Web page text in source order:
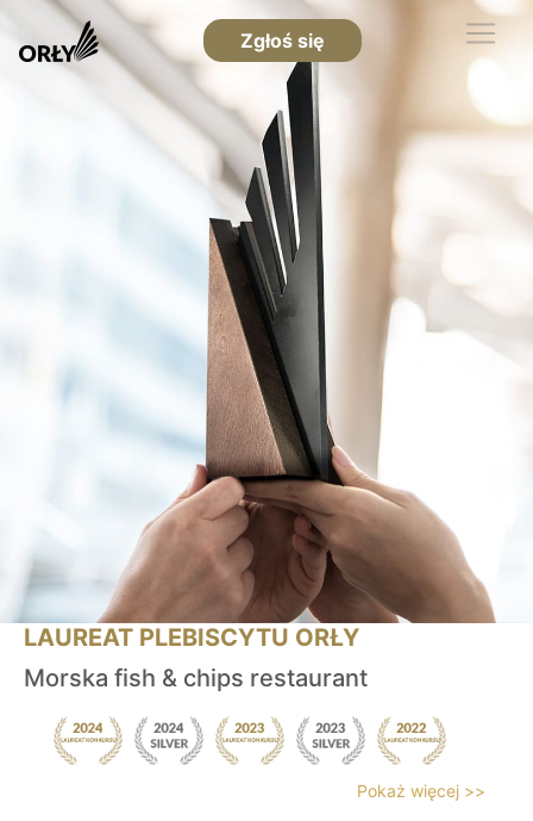
Zgłoś się
LAUREAT PLEBISCYTU ORŁY
Morska fish & chips restaurant
Pokaż więcej >>